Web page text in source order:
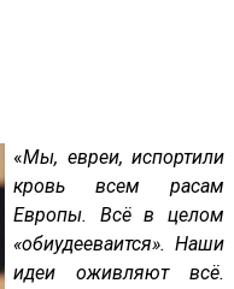
«Мы, евреи, испортили
кровь всем расам
Европы. Всё в целом
«обиудееваится». Наши
идеи оживляют всё.